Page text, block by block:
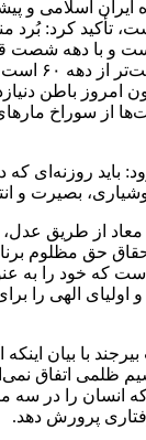
ایران اسلامی و
تأکید کرد: بُرد
و با دهه شصت
ما شرایط
باطن
از سوراخ
باید روزنه‌ای که
بصیرت و
معاد از طریق
حق مظلوم
که خود را به
اولیای الهی را
با بیان اینکه
ظلمی اتفاق
انسان را در سه
پرورش دهد.